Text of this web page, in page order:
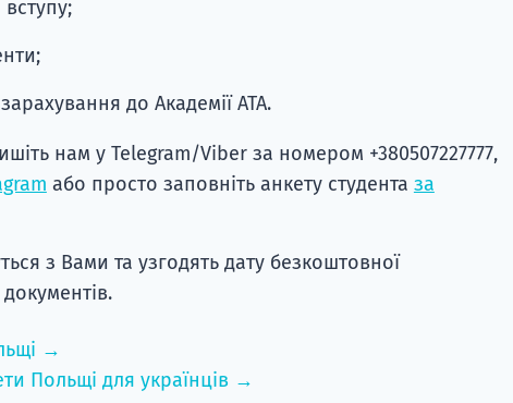
до Академії ATA.
нам у Telegram/Viber за номером +380507227777,
або просто заповніть анкету студента за
з Вами та узгодять дату безкоштовної
→
Польщі для українців →